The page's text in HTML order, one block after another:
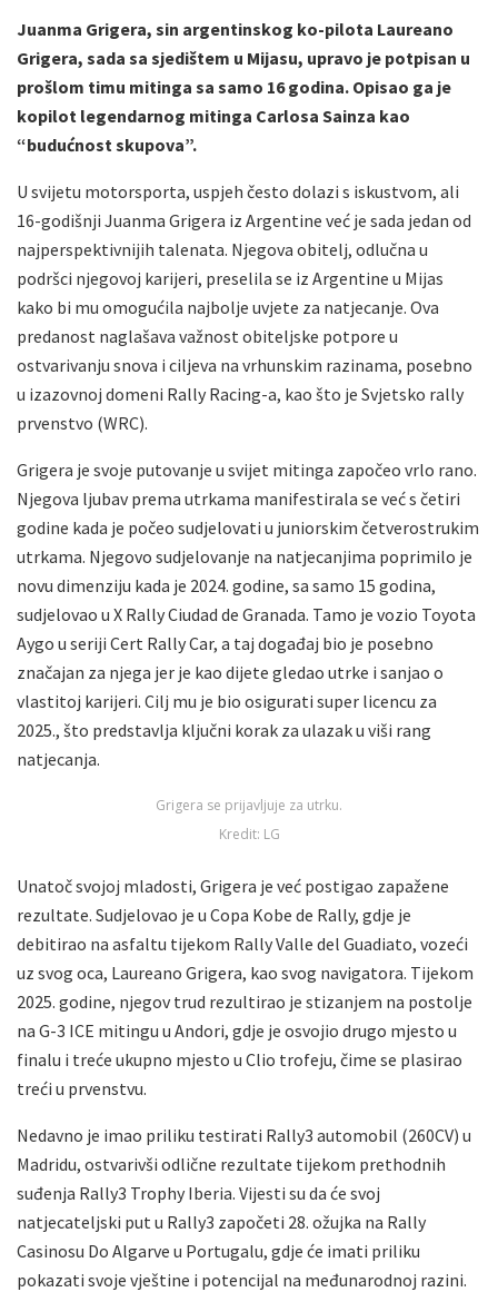
Juanma Grigera, sin argentinskog ko-pilota Laureano
Grigera, sada sa sjedištem u Mijasu, upravo je potpisan u
prošlom timu mitinga sa samo 16 godina. Opisao ga je
kopilot legendarnog mitinga Carlosa Sainza kao
“budućnost skupova”.
U svijetu motorsporta, uspjeh često dolazi s iskustvom, ali
16-godišnji Juanma Grigera iz Argentine već je sada jedan od
najperspektivnijih talenata. Njegova obitelj, odlučna u
podršci njegovoj karijeri, preselila se iz Argentine u Mijas
kako bi mu omogućila najbolje uvjete za natjecanje. Ova
predanost naglašava važnost obiteljske potpore u
ostvarivanju snova i ciljeva na vrhunskim razinama, posebno
u izazovnoj domeni Rally Racing-a, kao što je Svjetsko rally
prvenstvo (WRC).
Grigera je svoje putovanje u svijet mitinga započeo vrlo rano.
Njegova ljubav prema utrkama manifestirala se već s četiri
godine kada je počeo sudjelovati u juniorskim četverostrukim
utrkama. Njegovo sudjelovanje na natjecanjima poprimilo je
novu dimenziju kada je 2024. godine, sa samo 15 godina,
sudjelovao u X Rally Ciudad de Granada. Tamo je vozio Toyota
Aygo u seriji Cert Rally Car, a taj događaj bio je posebno
značajan za njega jer je kao dijete gledao utrke i sanjao o
vlastitoj karijeri. Cilj mu je bio osigurati super licencu za
2025., što predstavlja ključni korak za ulazak u viši rang
natjecanja.
Grigera se prijavljuje za utrku.
Kredit: LG
Unatoč svojoj mladosti, Grigera je već postigao zapažene
rezultate. Sudjelovao je u Copa Kobe de Rally, gdje je
debitirao na asfaltu tijekom Rally Valle del Guadiato, vozeći
uz svog oca, Laureano Grigera, kao svog navigatora. Tijekom
2025. godine, njegov trud rezultirao je stizanjem na postolje
na G-3 ICE mitingu u Andori, gdje je osvojio drugo mjesto u
finalu i treće ukupno mjesto u Clio trofeju, čime se plasirao
treći u prvenstvu.
Nedavno je imao priliku testirati Rally3 automobil (260CV) u
Madridu, ostvarivši odlične rezultate tijekom prethodnih
suđenja Rally3 Trophy Iberia. Vijesti su da će svoj
natjecateljski put u Rally3 započeti 28. ožujka na Rally
Casinosu Do Algarve u Portugalu, gdje će imati priliku
pokazati svoje vještine i potencijal na međunarodnoj razini.